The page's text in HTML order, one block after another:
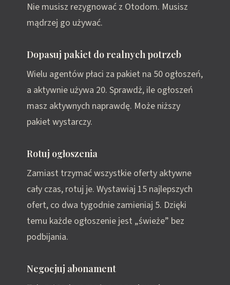
Nie musisz rezygnować z Otodom. Musisz
mądrzej go używać.
Dopasuj pakiet do realnych potrzeb
Wielu agentów płaci za pakiet na 50 ogłoszeń,
a aktywnie używa 20. Sprawdż, ile ogłoszeń
masz aktywnych naprawdę. Może niższy
pakiet wystarczy.
Rotuj ogłoszenia
Zamiast trzymać wszystkie oferty aktywne
cały czas, rotuj je. Wystawiaj 15 najlepszych
ofert, co dwa tygodnie zamieniaj 5. Dzięki
temu każde ogłoszenie jest „świeże” bez
podbijania.
Negocjuj abonament